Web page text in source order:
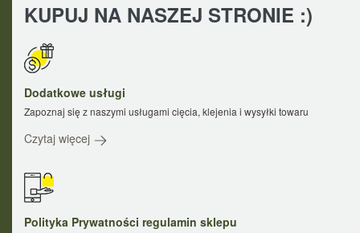
KUPUJ NA NASZEJ STRONIE :)
Dodatkowe usługi
Zapoznaj się z naszymi usługami cięcia, klejenia i wysyłki towaru
Czytaj więcej
Polityka Prywatności regulamin sklepu